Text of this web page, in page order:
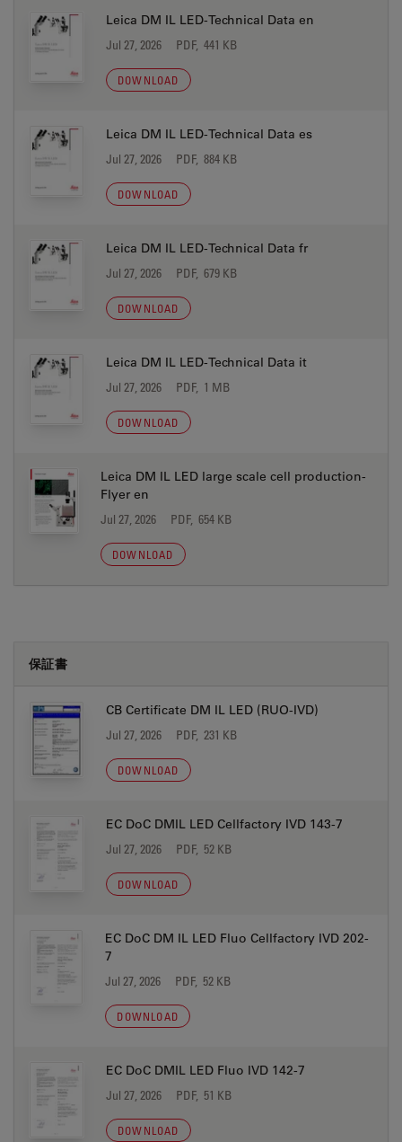
Leica DM IL LED-Technical Data en
Jul 27, 2026 PDF, 441 KB
DOWNLOAD
Leica DM IL LED-Technical Data es
Jul 27, 2026 PDF, 884 KB
DOWNLOAD
Leica DM IL LED-Technical Data fr
Jul 27, 2026 PDF, 679 KB
DOWNLOAD
Leica DM IL LED-Technical Data it
Jul 27, 2026 PDF, 1 MB
DOWNLOAD
Leica DM IL LED large scale cell production-
Flyer en
Jul 27, 2026 PDF, 654 KB
DOWNLOAD
保証書
CB Certificate DM IL LED (RUO-IVD)
Jul 27, 2026 PDF, 231 KB
DOWNLOAD
EC DoC DMIL LED Cellfactory IVD 143-7
Jul 27, 2026 PDF, 52 KB
DOWNLOAD
EC DoC DM IL LED Fluo Cellfactory IVD 202-
7
Jul 27, 2026 PDF, 52 KB
DOWNLOAD
EC DoC DMIL LED Fluo IVD 142-7
Jul 27, 2026 PDF, 51 KB
DOWNLOAD